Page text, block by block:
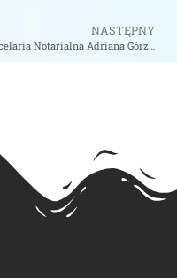
NASTĘPNY
Kancelaria Notarialna Adriana Górzny Notariusz – Notariusz Zabrze